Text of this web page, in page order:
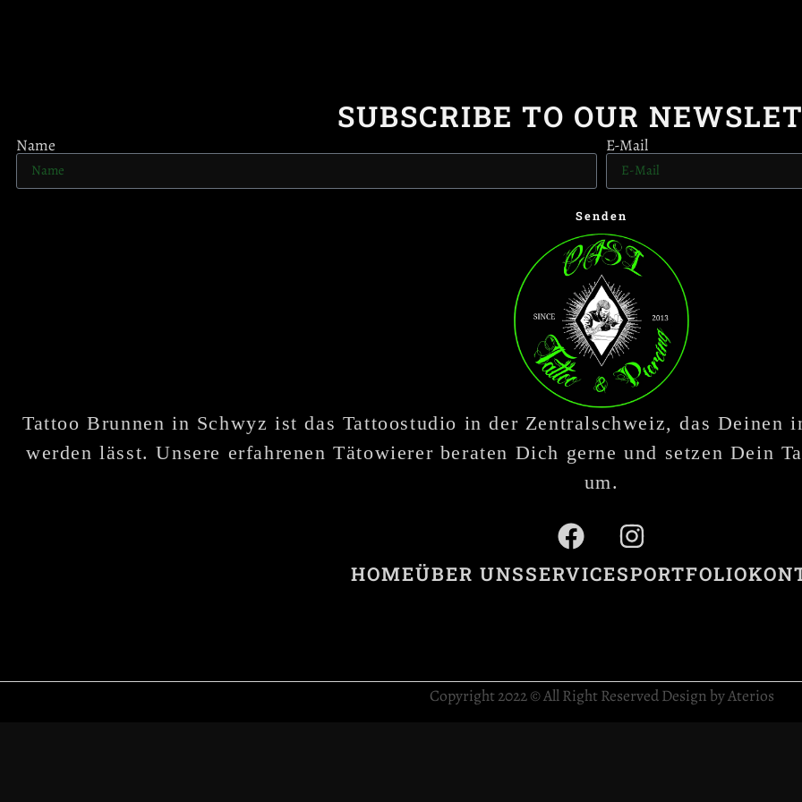
SUBSCRIBE TO OUR
Name E-Mail
Senden
Tattoo Brunnen in Schwyz ist das Tattoostudio in der Zentralschweiz, das
werden lässt. Unsere erfahrenen Tätowierer beraten Dich gerne und setzen Dein
um.
HOMEÜBER UNSSERVICESPORTFOLIO
Copyright 2022 © All Right Reserved Design by Aterios